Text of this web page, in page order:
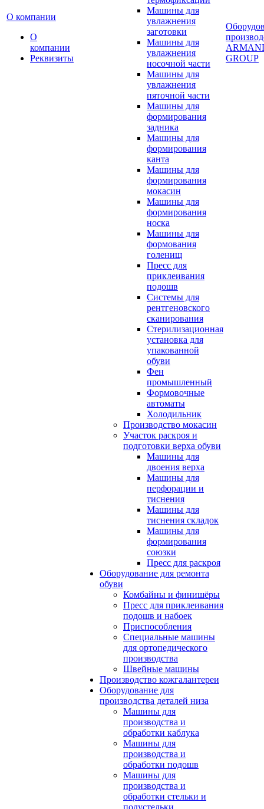
О компании
О
компании
Реквизиты
Машины для
увлажнения
заготовки
Машины для
увлажнения
носочной части
Машины для
увлажнения
пяточной части
Машины для
формирования
задника
Машины для
формирования
канта
Машины для
формирования
мокасин
Машины для
формирования
носка
Машины для
формования
голенищ
Пресс для
приклеивания
подошв
Системы для
рентгеновского
сканирования
Стерилизационная
установка для
упакованной
обуви
Фен
промышленный
Формовочные
автоматы
Холодильник
Производство мокасин
Участок раскроя и
подготовки верха обуви
Машины для
двоения верха
Машины для
перфорации и
тиснения
Машины для
тиснения складок
Машины для
формирования
союзки
Пресс для раскроя
Оборудование для ремонта
обуви
Комбайны и финишёры
Пресс для приклеивания
подошв и набоек
Приспособления
Специальные машины
для ортопедического
производства
Швейные машины
Производство кожгалантереи
Оборудование для
производства деталей низа
Машины для
производства и
обработки каблука
Машины для
производства и
обработки подошв
Машины для
производства и
обработки стельки и
полустельки
GROUP